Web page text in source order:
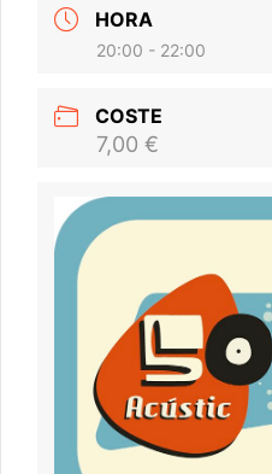
HORA
20:00 - 22:00
COSTE
7,00 €